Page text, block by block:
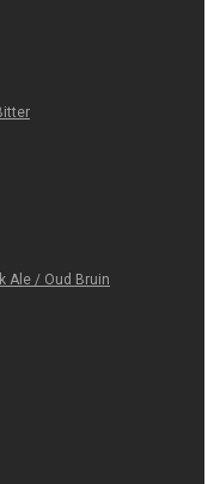
Ale / Oud Bruin